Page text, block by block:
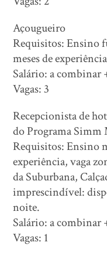
Açougueiro
Requisitos: Ensino
meses de
Salário: a combinar
Vagas: 3
Recepcionista de
do Programa Simm
Requisitos: Ensino
experiência, vaga
da Suburbana,
imprescindível:
noite.
Salário: a combinar
Vagas: 1